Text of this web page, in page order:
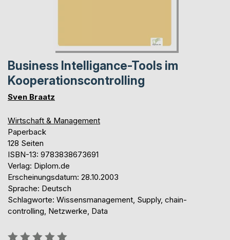
Business Intelligance-Tools im
Kooperationscontrolling
Sven Braatz
Wirtschaft & Management
Paperback
128 Seiten
ISBN-13: 9783838673691
Verlag: Diplom.de
Erscheinungsdatum: 28.10.2003
Sprache: Deutsch
Schlagworte: Wissensmanagement, Supply, chain-
controlling, Netzwerke, Data
Bewertung::